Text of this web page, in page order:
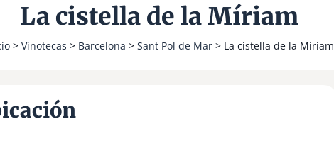
La cistella de la Míriam
> Vinotecas > Barcelona > Sant Pol de Mar > La cistella de la Míriam